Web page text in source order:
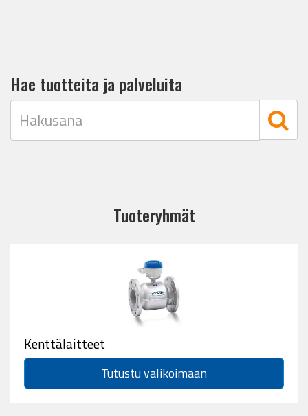
Hae tuotteita ja palveluita
Tuoteryhmät
Kenttälaitteet
Tutustu valikoimaan